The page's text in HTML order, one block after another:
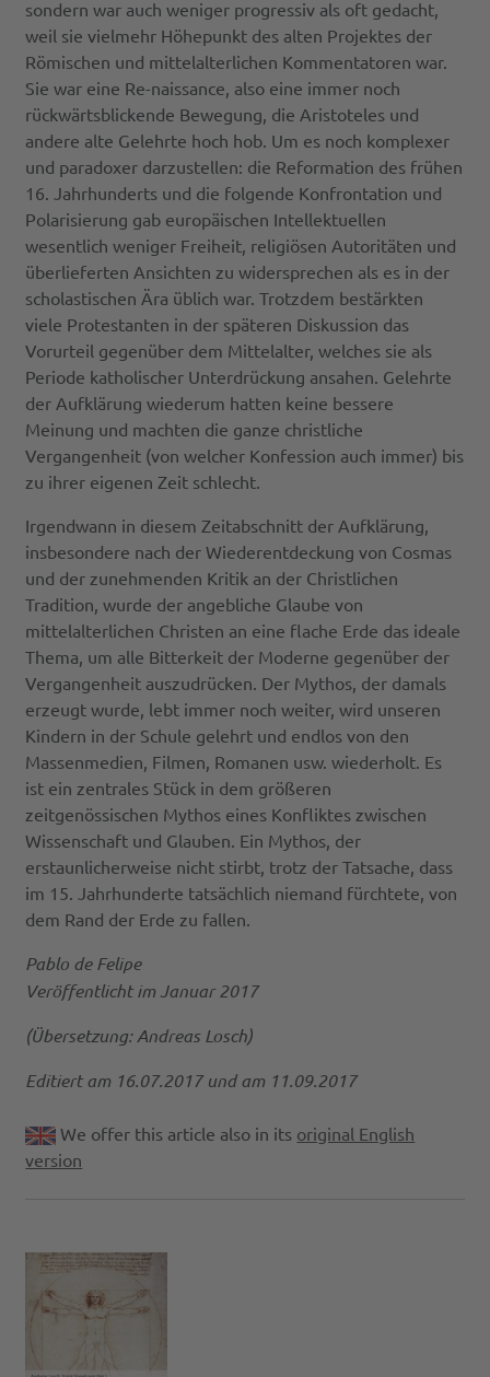
sondern war auch weniger progressiv als oft gedacht,
weil sie vielmehr Höhepunkt des alten Projektes der
Römischen und mittelalterlichen Kommentatoren war.
Sie war eine Re-naissance, also eine immer noch
rückwärtsblickende Bewegung, die Aristoteles und
andere alte Gelehrte hoch hob. Um es noch komplexer
und paradoxer darzustellen: die Reformation des frühen
16. Jahrhunderts und die folgende Konfrontation und
Polarisierung gab europäischen Intellektuellen
wesentlich weniger Freiheit, religiösen Autoritäten und
überlieferten Ansichten zu widersprechen als es in der
scholastischen Ära üblich war. Trotzdem bestärkten
viele Protestanten in der späteren Diskussion das
Vorurteil gegenüber dem Mittelalter, welches sie als
Periode katholischer Unterdrückung ansahen. Gelehrte
der Aufklärung wiederum hatten keine bessere
Meinung und machten die ganze christliche
Vergangenheit (von welcher Konfession auch immer) bis
zu ihrer eigenen Zeit schlecht.
Irgendwann in diesem Zeitabschnitt der Aufklärung,
insbesondere nach der Wiederentdeckung von Cosmas
und der zunehmenden Kritik an der Christlichen
Tradition, wurde der angebliche Glaube von
mittelalterlichen Christen an eine flache Erde das ideale
Thema, um alle Bitterkeit der Moderne gegenüber der
Vergangenheit auszudrücken. Der Mythos, der damals
erzeugt wurde, lebt immer noch weiter, wird unseren
Kindern in der Schule gelehrt und endlos von den
Massenmedien, Filmen, Romanen usw. wiederholt. Es
ist ein zentrales Stück in dem größeren
zeitgenössischen Mythos eines Konfliktes zwischen
Wissenschaft und Glauben. Ein Mythos, der
erstaunlicherweise nicht stirbt, trotz der Tatsache, dass
im 15. Jahrhunderte tatsächlich niemand fürchtete, von
dem Rand der Erde zu fallen.
Pablo de Felipe
Veröffentlicht im Januar 2017
(Übersetzung: Andreas Losch)
Editiert am 16.07.2017 und am 11.09.2017
We offer this article also in its original English
version